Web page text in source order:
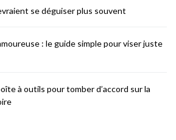
se déguiser plus souvent
: le guide simple pour viser juste
à outils pour tomber d’accord sur la